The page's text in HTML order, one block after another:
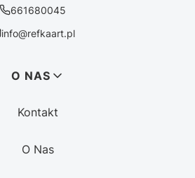
661680045
info@refkaart.pl
O NAS
Kontakt
O Nas